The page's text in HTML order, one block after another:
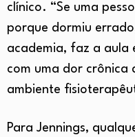
clínico. “Se uma
porque dormiu
academia, faz a aula
com uma dor crônica
ambiente
Para Jennings,